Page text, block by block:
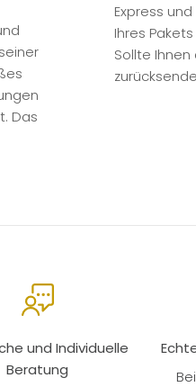
Express
Ihres
Sollte
Das
und Individuelle
Beratung